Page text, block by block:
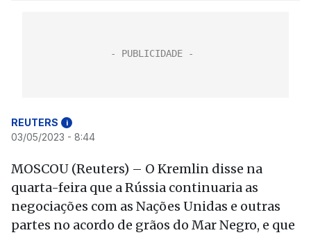
REUTERS i
03/05/2023 - 8:44
MOSCOU (Reuters) – O Kremlin disse na
quarta-feira que a Rússia continuaria as
negociações com as Nações Unidas e outras
partes no acordo de grãos do Mar Negro, e que